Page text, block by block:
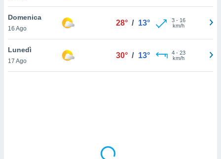
a piè
del
Domenica
16 Ago
28° / 13° 3- 16
km/h
Lunedì
17 Ago
30° / 13° 4- 23
km/h